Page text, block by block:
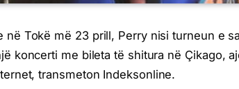
në Tokë më 23 prill, Perry nisi turneun e
koncerti me bileta të shitura në Çikago,
transmeton Indeksonline.